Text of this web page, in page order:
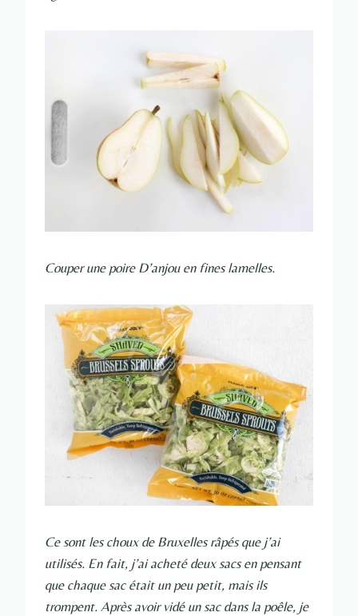
Couper une poire D’anjou en fines lamelles.
Ce sont les choux de Bruxelles râpés que j’ai
utilisés. En fait, j’ai acheté deux sacs en pensant
que chaque sac était un peu petit, mais ils
trompent. Après avoir vidé un sac dans la poêle, je